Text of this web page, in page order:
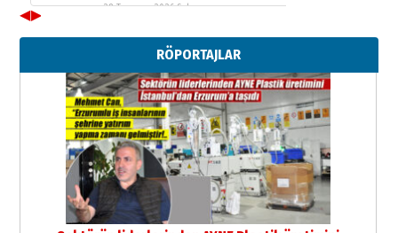
28 Temmuz 2026 Salı
Ahmed Yesevi’den bir Alperen…
”Reisimiz” idi… Hakka yürüdü.!
26 Mart 2026 Perşembe
Cem Bakırcı
Ardında bıraktığı hatıralarıyla
gönül adamı Faruk Terzioğlu!
13 Mayıs 2026 Çarşamba
Esat BİNDESEN
Başkan Sekmen’den Erzurum’a
bir vizyon proje daha!
◀▶
RÖPORTAJLAR